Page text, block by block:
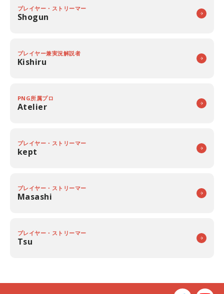
プレイヤー・ストリーマー
Shogun
プレイヤー兼実況解説者
Kishiru
PNG所属プロ
Atelier
プレイヤー・ストリーマー
kept
プレイヤー・ストリーマー
Masashi
プレイヤー・ストリーマー
Tsu